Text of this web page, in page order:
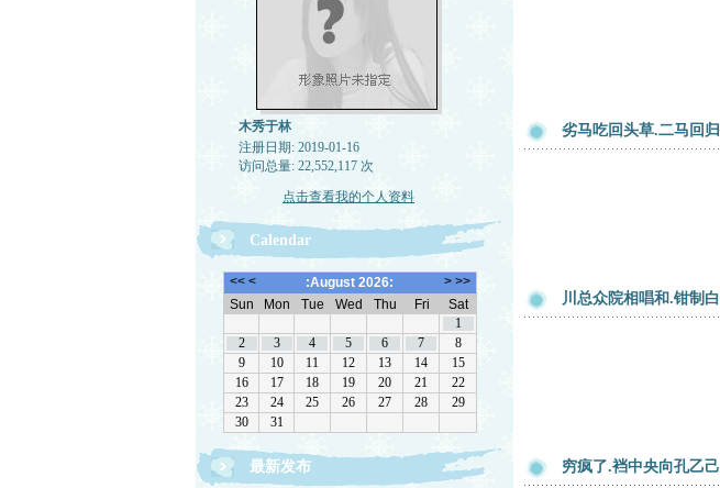
木秀于林
注册日期: 2019-01-16
访问总量: 22,552,117 次
点击查看我的个人资料
Calendar
最新发布
劣马吃回头草.二马回
川总众院相唱和.钳制
穷疯了.裆中央向孔乙